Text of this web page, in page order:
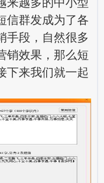
信群发成为了各
手段，自然很多
销效果，那么短
下来我们就一起